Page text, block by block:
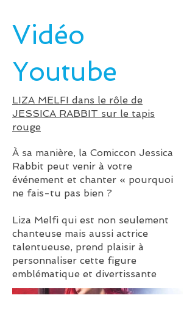
Vidéo
Youtube
LIZA MELFI dans le rôle de
JESSICA RABBIT sur le tapis
rouge
À sa manière, la Comiccon Jessica
Rabbit peut venir à votre
événement et chanter « pourquoi
ne fais-tu pas bien ?
Liza Melfi qui est non seulement
chanteuse mais aussi actrice
talentueuse, prend plaisir à
personnaliser cette figure
emblématique et divertissante